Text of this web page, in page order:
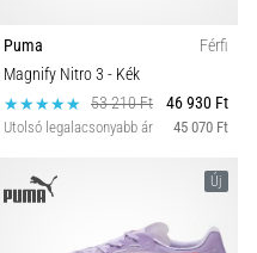
Puma
Férfi
Magnify Nitro 3 - Kék
53 210 Ft
46 930 Ft
Utolsó legalacsonyabb ár 45 070 Ft
Új